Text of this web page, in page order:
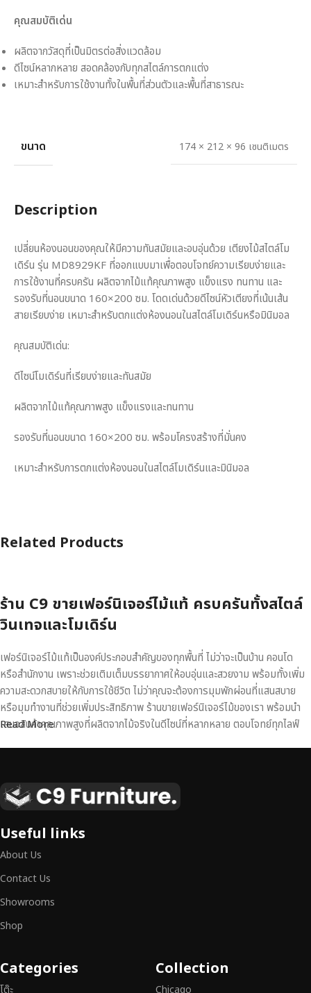
คุณสมบัติเด่น
ผลิตจากวัสดุที่เป็นมิตรต่อสิ่งแวดล้อม
ดีไซน์หลากหลาย สอดคล้องกับทุกสไตล์การตกแต่ง
เหมาะสำหรับการใช้งานทั้งในพื้นที่ส่วนตัวและพื้นที่สาธารณะ
ขนาด 174 × 212 × 96 เซนติเมตร
Description
เปลี่ยนห้องนอนของคุณให้มีความทันสมัยและอบอุ่นด้วย เตียงไม้สไตล์โม
เดิร์น รุ่น MD8929KF ที่ออกแบบมาเพื่อตอบโจทย์ความเรียบง่ายและ
การใช้งานที่ครบครัน ผลิตจากไม้แท้คุณภาพสูง แข็งแรง ทนทาน และ
รองรับที่นอนขนาด 160×200 ซม. โดดเด่นด้วยดีไซน์หัวเตียงที่เน้นเส้น
สายเรียบง่าย เหมาะสำหรับตกแต่งห้องนอนในสไตล์โมเดิร์นหรือมินิมอล
คุณสมบัติเด่น:
ดีไซน์โมเดิร์นที่เรียบง่ายและทันสมัย
ผลิตจากไม้แท้คุณภาพสูง แข็งแรงและทนทาน
รองรับที่นอนขนาด 160×200 ซม. พร้อมโครงสร้างที่มั่นคง
เหมาะสำหรับการตกแต่งห้องนอนในสไตล์โมเดิร์นและมินิมอล
Related Products
ร้าน C9 ขายเฟอร์นิเจอร์ไม้แท้ ครบครันทั้งสไตล์
วินเทจและโมเดิร์น
เฟอร์นิเจอร์ไม้แท้เป็นองค์ประกอบสำคัญของทุกพื้นที่ ไม่ว่าจะเป็นบ้าน คอนโด
หรือสำนักงาน เพราะช่วยเติมเต็มบรรยากาศให้อบอุ่นและสวยงาม พร้อมทั้งเพิ่ม
ความสะดวกสบายให้กับการใช้ชีวิต ไม่ว่าคุณจะต้องการมุมพักผ่อนที่แสนสบาย
หรือมุมทำงานที่ช่วยเพิ่มประสิทธิภาพ ร้านขายเฟอร์นิเจอร์ไม้ของเรา พร้อมนำ
เสนอสินค้าคุณภาพสูงที่ผลิตจากไม้จริงในดีไซน์ที่หลากหลาย ตอบโจทย์ทุกไลฟ์
เหนือระดับ
เฟอร์นิเจอร์ไม้ไม่ใช่เพียงของตกแต่ง แต่เป็นงานศิลปะที่สะท้อนถึงรสนิยมและ
สามารถผสานความสวยงาม ความแข็งแรง และการใช้งานที่ตอบโจทย์ทุกความ
ต้องการได้อย่างลงตัว เฟอร์นิเจอร์ทุกชิ้นของเราผลิตจากวัสดุคุณภาพสูง ผ่าน
การตรวจสอบมาตรฐานอย่างเคร่งครัด
สิก และการใช้งานที่ยาวนาน
ประกันคุณภาพและการบริการที่ดีที่สุด
Read More
Useful links
About Us
Contact Us
Showrooms
Shop
Categories
โต๊ะ
Collection
Chicago